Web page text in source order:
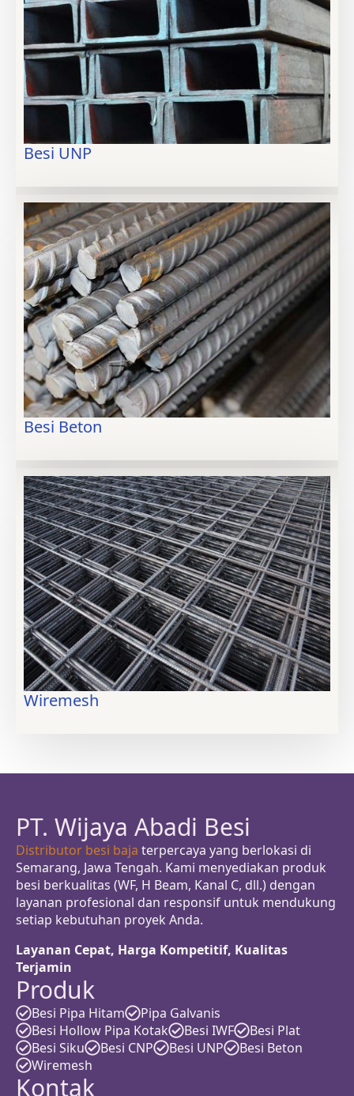
Besi UNP
Besi Beton
Wiremesh
PT. Wijaya Abadi Besi
Distributor besi baja terpercaya yang berlokasi di
Semarang, Jawa Tengah. Kami menyediakan produk
besi berkualitas (WF, H Beam, Kanal C, dll.) dengan
layanan profesional dan responsif untuk mendukung
setiap kebutuhan proyek Anda.
Layanan Cepat, Harga Kompetitif, Kualitas
Terjamin
Produk
Besi Pipa Hitam
Pipa Galvanis
Besi Hollow Pipa Kotak
Besi IWF
Besi Plat
Besi Siku
Besi CNP Besi UNP
Besi Beton
Wiremesh
Kontak